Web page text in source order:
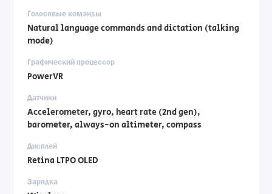
Голосовые команды
Natural language commands and dictation (talking
mode)
Графический процессор
PowerVR
Датчики
Accelerometer, gyro, heart rate (2nd gen),
barometer, always-on altimeter, compass
Дисплей
Retina LTPO OLED
Зарядка